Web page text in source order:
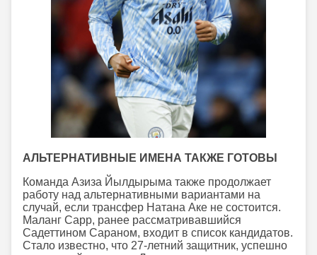
АЛЬТЕРНАТИВНЫЕ ИМЕНА ТАКЖЕ ГОТОВЫ
Команда Азиза Йылдырыма также продолжает
работу над альтернативными вариантами на
случай, если трансфер Натана Аке не состоится.
Маланг Сарр, ранее рассматривавшийся
Садеттином Сараном, входит в список кандидатов.
Стало известно, что 27-летний защитник, успешно